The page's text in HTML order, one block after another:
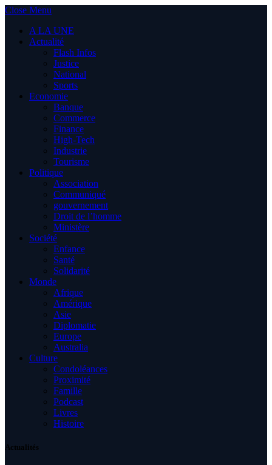
Close Menu
A LA UNE
Actualité
Flash Infos
Justice
National
Sports
Economie
Banque
Commerce
Finance
High-Tech
Industrie
Tourisme
Politique
Association
Communiqué
gouvernement
Droit de l’homme
Ministère
Société
Enfance
Santé
Solidarité
Monde
Afrique
Amérique
Asie
Diplomatie
Europe
Australia
Culture
Condoléances
Proximité
Famille
Podcast
Livres
Histoire
Actualités